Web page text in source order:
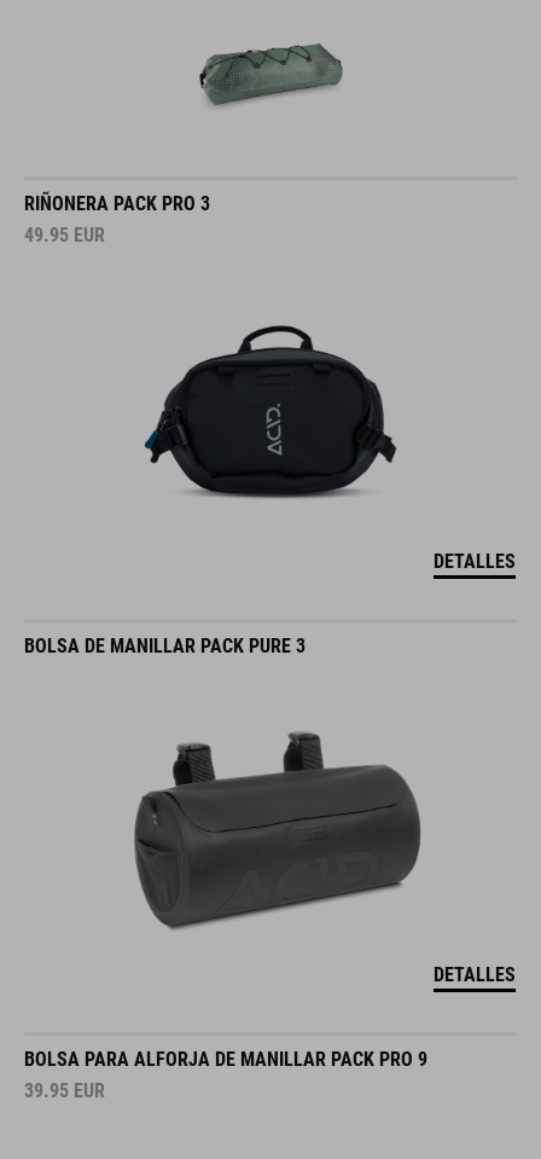
RIÑONERA PACK PRO 3
49.95 EUR
DETALLES
BOLSA DE MANILLAR PACK PURE 3
DETALLES
BOLSA PARA ALFORJA DE MANILLAR PACK PRO 9
39.95 EUR